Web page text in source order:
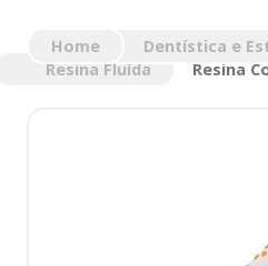
Home
Dentística e
Resina Fluída
Resina